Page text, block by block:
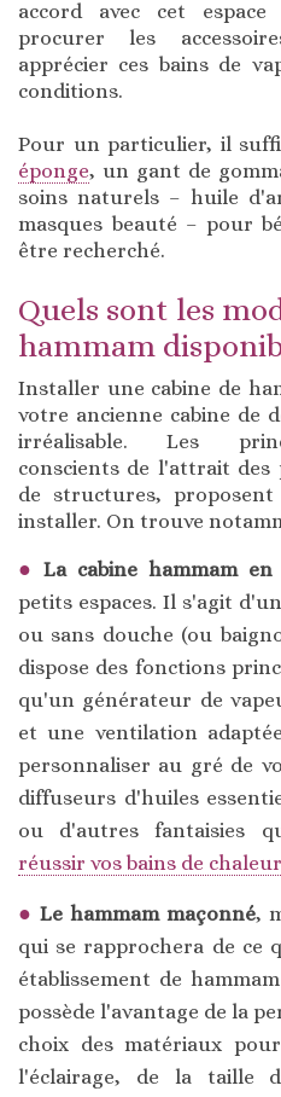
accord avec cet
procurer les
apprécier ces bains de
conditions.
Pour un particulier, il
éponge, un gant de
soins naturels – huile
masques beauté – pour
être recherché.
Quels sont les
hammam
Installer une cabine de
votre ancienne cabine de
irréalisable. Les
conscients de l'attrait
de structures, proposent
installer. On trouve
La cabine hammam
petits espaces. Il s'agit
ou sans douche (ou
dispose des fonctions
qu'un générateur de
et une ventilation
personnaliser au gré de
diffuseurs d'huiles
ou d'autres fantaisies
réussir vos bains de chaleur
Le hammam maçonné,
qui se rapprochera de ce
établissement de
possède l'avantage de la
choix des matériaux
l'éclairage, de la taille